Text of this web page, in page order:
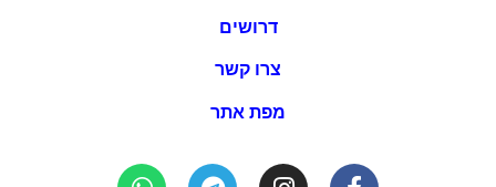
דרושים
צרו קשר
מפת אתר